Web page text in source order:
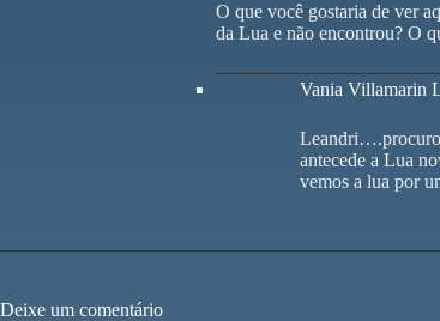
O que você gostaria de ver
da Lua e não encontrou? O
Vania Villamarin
Leandri….procuro
antecede a Lua
vemos a lua por
Deixe um comentário